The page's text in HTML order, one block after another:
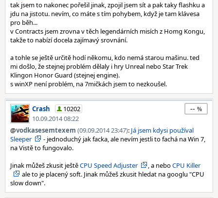
tak jsem to nakonec pořešil jinak, zpojil jsem sít a pak taky flashku a
jdu na jistotu. nevím, co máte s tím pohybem, když je tam klávesa
pro běh...
v Contracts jsem zrovna v těch legendárních misích z Homg Kongu,
takže to nabízí docela zajímavý srovnání.
a tohle se ještě určitě hodí někomu, kdo nemá starou mašinu. ted
mi došlo, že stejnej problém dělaly i hry Unreal nebo Star Trek
Klingon Honor Guard (stejnej engine).
s winXP není problém, na 7mičkách jsem to nezkoušel.
Crash
10202
10.09.2014 08:22
--
@vodkasesemtexem (09.09.2014 23:47): Já jsem kdysi používal
Sleeper
- jednoduchý jak facka, ale nevím jestli to fachá na Win 7,
na Vistě to fungovalo.
Jinak můžeš zkusit ještěCPU Speed Adjuster , a neboCPU Killer
ale to je placený soft. Jinak můžeš zkusit hledat na googlu "CPU
slow down".